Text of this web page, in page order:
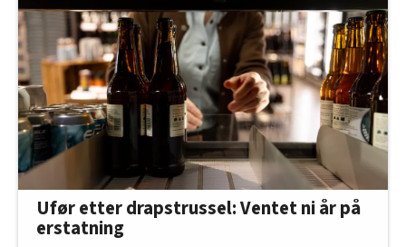
Ufør etter drapstrussel: Ventet ni år på
erstatning